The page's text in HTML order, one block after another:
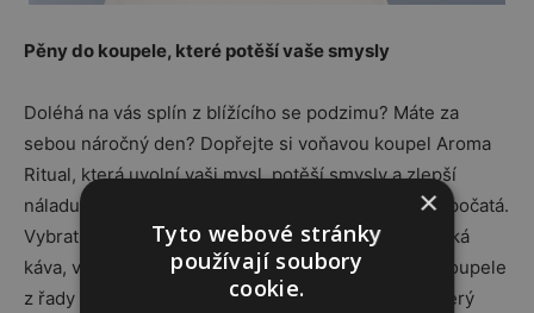
Pěny do koupele, které potěší vaše smysly
Doléhá na vás splín z blížícího se podzimu? Máte za
sebou náročný den? Dopřejte si voňavou koupel Aroma
Ritual, která uvolní vaši mysl, potěší smysly a zlepší
náladu. Do nového dne potom vykročíte svěží a odpočatá.
Vybrat si můžete ze tří nejpopulárnějších vůní – irská
káva, vodní meloun a hrozny s limetkou. Pěny do koupele
z řady Dermacol Aroma Ritual obsahují glycerín, který
×
Tyto webové stránky
používají soubory
cookie.